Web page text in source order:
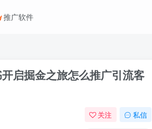
推广软件
启掘金之旅怎么推广引流客
关注 私信